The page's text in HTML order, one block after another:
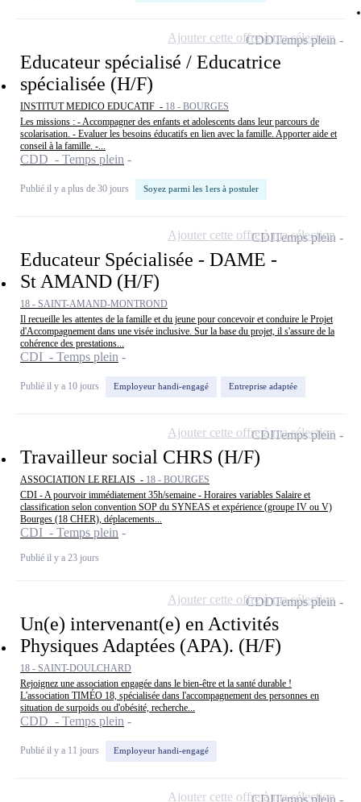
Educateur spécialisé / Educatrice
spécialisée (H/F)
INSTITUT MEDICO EDUCATIF - 18 - BOURGES
Les missions : - Accompagner des enfants et adolescents dans leur parcours de
scolarisation. - Evaluer les besoins éducatifs en lien avec la famille. Apporter aide et
conseil à la famille. -...
CDD - Temps plein
Publié il y a plus de 30 jours Soyez parmi les 1ers à postuler
CDDTemps plein
Ajouter cette offre à ma sélection
Educateur Spécialisée - DAME -
St AMAND (H/F)
18 - SAINT-AMAND-MONTROND
Il recueille les attentes de la famille et du jeune pour concevoir et conduire le Projet
d'Accompagnement dans une visée inclusive. Sur la base du projet, il s'assure de la
cohérence des prestations...
CDI - Temps plein
Publié il y a 10 jours Employeur handi-engagé Entreprise adaptée
CDITemps plein
Ajouter cette offre à ma sélection
Travailleur social CHRS (H/F)
ASSOCIATION LE RELAIS - 18 - BOURGES
CDI - A pourvoir immédiatement 35h/semaine - Horaires variables Salaire et
classification selon convention SOP du SYNEAS et expérience (groupe IV ou V)
Bourges (18 CHER), déplacements...
CDI - Temps plein
Publié il y a 23 jours
CDITemps plein
Ajouter cette offre à ma sélection
Un(e) intervenant(e) en Activités
Physiques Adaptées (APA). (H/F)
18 - SAINT-DOULCHARD
Rejoignez une association engagée dans le bien-être et la santé durable !
L'association TIMÉO 18, spécialisée dans l'accompagnement des personnes en
situation de surpoids ou d'obésité, recherche...
CDD - Temps plein
Publié il y a 11 jours Employeur handi-engagé
CDDTemps plein
Ajouter cette offre à ma sélection
CDITemps plein
Ajouter cette offre à ma sélection